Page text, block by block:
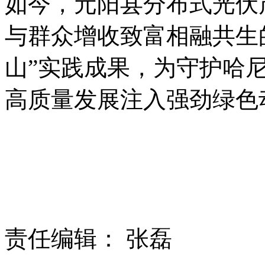
与群众增收致富相融共
山”实践成果，为守护哈
高质量发展注入强劲绿色
责任编辑： 张磊